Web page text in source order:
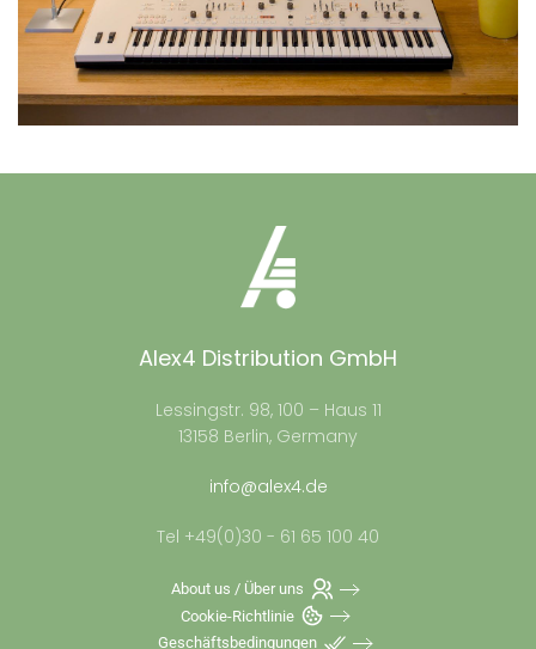
Alex4 Distribution GmbH
Lessingstr. 98, 100 – Haus 11
13158 Berlin, Germany
info@alex4.de
Tel +49(0)30 - 61 65 100 40
About us / Über uns
Cookie-Richtlinie
Geschäftsbedingungen